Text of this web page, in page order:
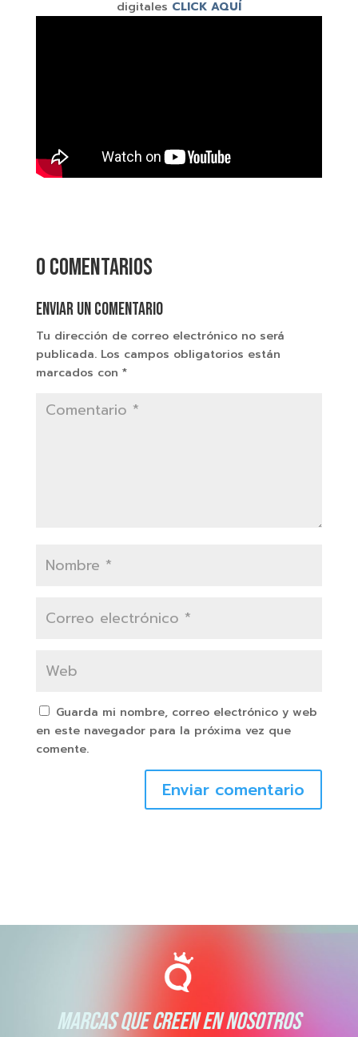
digitales CLICK AQUÍ
0 comentarios
Enviar un comentario
Tu dirección de correo electrónico no será
publicada. Los campos obligatorios están
marcados con *
Guarda mi nombre, correo electrónico y web
en este navegador para la próxima vez que
comente.
Enviar comentario
MARCAS QUE CREEN EN NOSOTROS